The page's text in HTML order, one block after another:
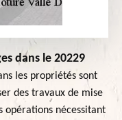
dans le 20229
les propriétés sont
des travaux de mise
opérations nécessitant